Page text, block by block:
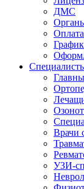
ДМС
Врачи
УЗИ-